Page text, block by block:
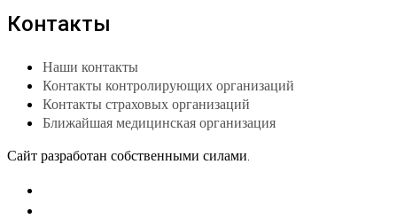
Контакты
Наши контакты
Контакты контролирующих организаций
Контакты страховых организаций
Ближайшая медицинская организация
Сайт разработан собственными силами.